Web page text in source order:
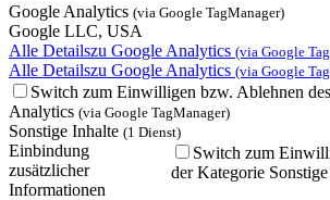
Google Analytics (via Google TagManager)
Google LLC, USA
Alle Detailszu Google Analytics (via Google
Alle Detailszu Google Analytics (via Google
Switch zum Einwilligen bzw. Ablehnen
Analytics (via Google TagManager)
Sonstige Inhalte (1 Dienst)
Einbindung
zusätzlicher
Informationen
Switch zum
der Kategorie